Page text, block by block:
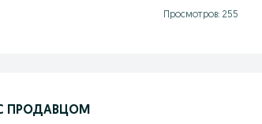
Просмотров: 255
ПРОДАВЦОМ